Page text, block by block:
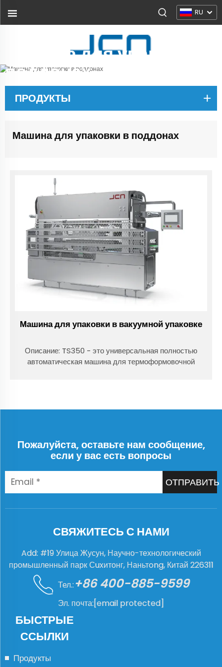
RU
Машина для упаковки в
поддонах
ПРОДУКТЫ
Машина для упаковки в поддонах
Машина для упаковки в вакуумной упаковке
Описание: TS350 - это универсальная полностью
автоматическая машина для термоформовочной
Пожалуйста, оставьте нам сообщение,
если у вас есть вопросы
ОТПРАВИТЬ
БЫСТРЫЕ
ССЫЛКИ
Продукты
СВЯЖИТЕСЬ С НАМИ
Add: #19 Улица Жусун, Научно-технологический
промышленный парк Сuxитонг, Наньтong, Китай 226311
Тел.:+86 400-885-9599
Эл. почта:[email protected]